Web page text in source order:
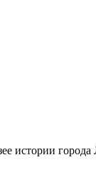
истории города